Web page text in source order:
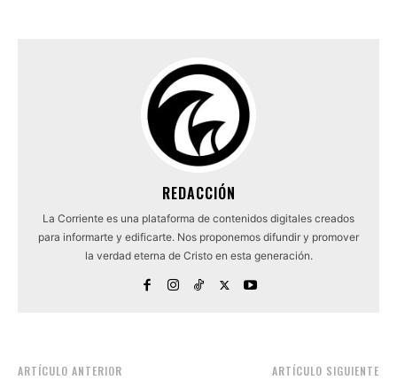
REDACCIÓN
La Corriente es una plataforma de contenidos digitales creados
para informarte y edificarte. Nos proponemos difundir y promover
la verdad eterna de Cristo en esta generación.
ARTÍCULO ANTERIOR ARTÍCULO SIGUIENTE